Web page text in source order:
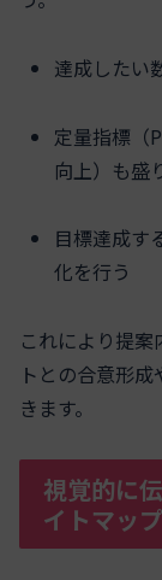
達成したい
定量指標（
向上）も盛
目標達成す
化を行う
これにより提
トとの合意形
きます。
視覚的に
イトマッ